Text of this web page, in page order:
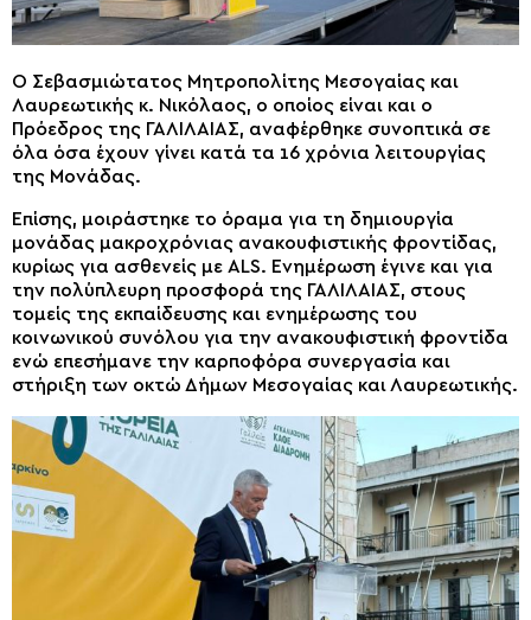
Ο Σεβασμιώτατος Μητροπολίτης Μεσογαίας και
Λαυρεωτικής κ. Νικόλαος, ο οποίος είναι και ο
Πρόεδρος της ΓΑΛΙΛΑΙΑΣ, αναφέρθηκε συνοπτικά σε
όλα όσα έχουν γίνει κατά τα 16 χρόνια λειτουργίας
της Μονάδας.
Επίσης, μοιράστηκε το όραμα για τη δημιουργία
μονάδας μακροχρόνιας ανακουφιστικής φροντίδας,
κυρίως για ασθενείς με ALS. Ενημέρωση έγινε και για
την πολύπλευρη προσφορά της ΓΑΛΙΛΑΙΑΣ, στους
τομείς της εκπαίδευσης και ενημέρωσης του
κοινωνικού συνόλου για την ανακουφιστική φροντίδα
ενώ επεσήμανε την καρποφόρα συνεργασία και
στήριξη των οκτώ Δήμων Μεσογαίας και Λαυρεωτικής.